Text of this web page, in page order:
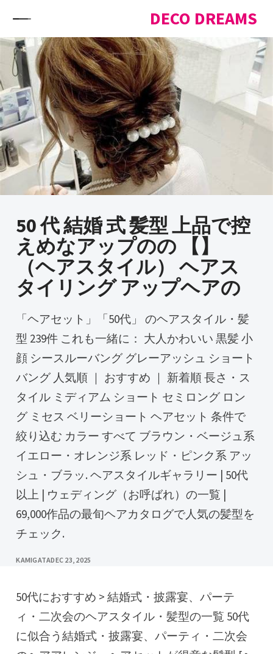
DECO DREAMS
50 代 結婚 式 髪型 上品で控
えめなアップのの 【】
（ヘアスタイル） ヘアス
タイリング アップヘアの
「ヘアセット」「50代」 のヘアスタイル・髪
型 239件 これも一緒に： 大人かわいい 黒髪 小
顔 シースルーバング グレーアッシュ ショート
バング 人気順 ｜ おすすめ ｜ 新着順 長さ・ス
タイル ミディアム ショート セミロング ロン
グ ミセス ベリーショート ヘアセット 条件で
絞り込む カラー すべて ブラウン・ベージュ系
イエロー・オレンジ系 レッド・ピンク系 アッ
シュ・ブラッ. ヘアスタイルギャラリー | 50代
以上 | ウェディング（お呼ばれ）の一覧 |
69,000作品の最旬ヘアカタログで人気の髪型を
チェック.
KAMIGATADEC 23, 2025
50代におすすめ > 結婚式・披露宴、パーテ
ィ・二次会のヘアスタイル・髪型の一覧 50代
に似合う結婚式・披露宴、パーティ・二次会